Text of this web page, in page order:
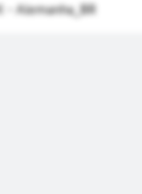
- Alemanha_BR